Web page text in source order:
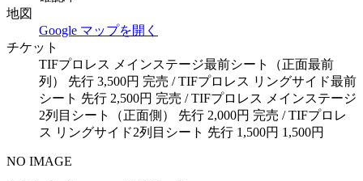
地図
Google マップを開く
チケット
TIFプロレス メインステージ最前シート（正面最前
列） 先行 3,500円 完売 / TIFプロレス リングサイド最前
シート 先行 2,500円 完売 / TIFプロレス メインステージ
2列目シート（正面側） 先行 2,000円 完売 / TIFプロレ
ス リングサイド2列目シート 先行 1,500円 1,500円
NO IMAGE